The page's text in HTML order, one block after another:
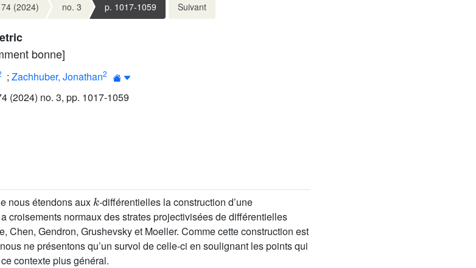
(2024) no. 3 p. 1017-1059 Suivant
bonne]
; Zachhuber, Jonathan2
(2024) no. 3, pp. 1017-1059
nous étendons aux
k
-différentielles la construction d’une
croisements normaux des strates projectivisées de différentielles
Chen, Gendron, Grushevsky et Moeller. Comme cette construction est
ne présentons qu’un survol de celle-ci en soulignant les points qui
contexte plus général.